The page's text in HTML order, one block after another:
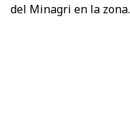
del Minagri en la zona.